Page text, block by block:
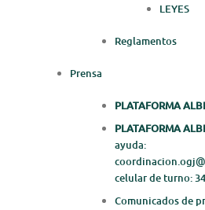
LEYES
Reglamentos
Prensa
PLATAFORMA
PLATAFORMA
ayuda:
celular de turno:
Comunicados de